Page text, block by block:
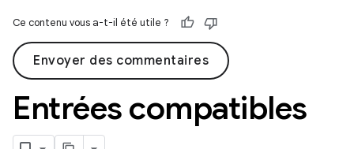
Ce contenu vous a-t-il été utile ?
Envoyer des commentaires
Entrées compatibles